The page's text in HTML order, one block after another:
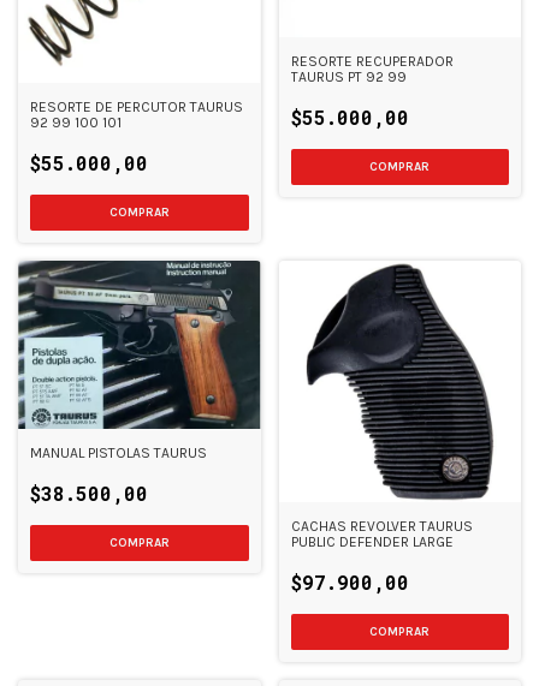
RESORTE DE PERCUTOR TAURUS
92 99 100 101
$55.000,00
RESORTE RECUPERADOR
TAURUS PT 92 99
$55.000,00
MANUAL PISTOLAS TAURUS
$38.500,00
CACHAS REVOLVER TAURUS
PUBLIC DEFENDER LARGE
$97.900,00